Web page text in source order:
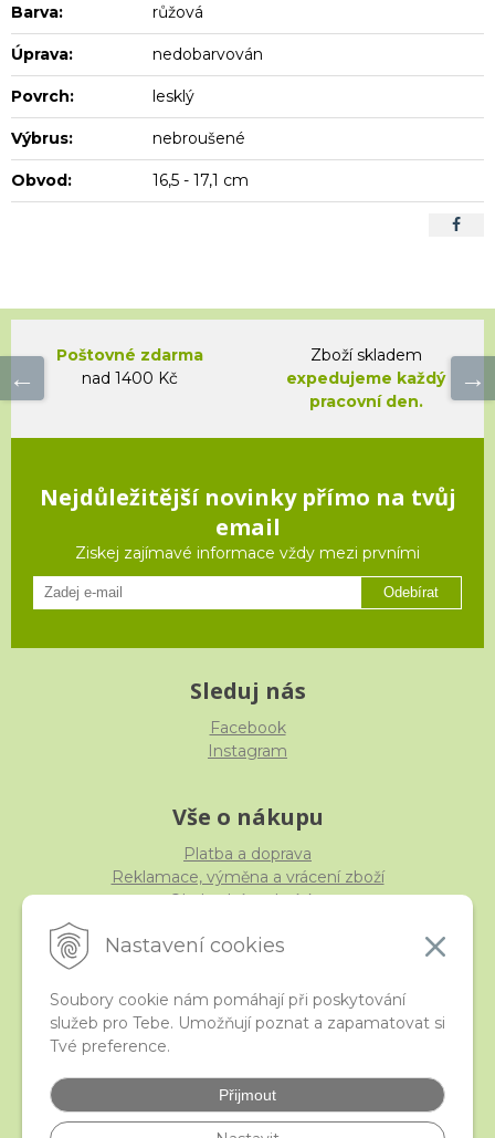
Nastavení cookies
Soubory cookie nám pomáhají při poskytování
služeb pro Tebe. Umožňují poznat a zapamatovat si
Tvé preference.
Přijmout
Barva: růžová
Úprava: nedobarvován
Povrch: lesklý
Výbrus: nebroušené
Obvod: 16,5 - 17,1 cm
Poštovné zdarma
nad 1400 Kč
Zboží skladem
expedujeme každý
pracovní den.
Nejdůležitější novinky přímo na tvůj
email
Ziskej zajímavé informace vždy mezi prvními
Odebírat
Sleduj nás
Facebook
Instagram
Vše o nákupu
Platba a doprava
Reklamace, výměna a vrácení zboží
Obchodní podmínky
iStraka
Velkoobchod
Nejčastější otázky